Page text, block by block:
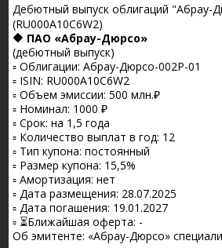
Дебютный выпуск облигаций "Абрау-
(RU000A10C6W2)
🔶 ПАО «Абрау-Дюрсо»
(дебютный выпуск)
▫️ Облигации: Абрау-Дюрсо-002Р-01
▫️ ISIN: RU000A10C6W2
▫️ Объем эмиссии: 500 млн.₽
▫️ Номинал: 1000 ₽
▫️ Срок: на 1,5 года
▫️ Количество выплат в год: 12
▫️ Тип купона: постоянный
▫️ Размер купона: 15,5%
▫️ Амортизация: нет
▫️ Дата размещения: 28.07.2025
▫️ Дата погашения: 19.01.2027
▫️ ⏳Ближайшая оферта: -
Об эмитенте: «Абрау-Дюрсо»